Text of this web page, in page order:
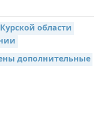
области
дополнительные